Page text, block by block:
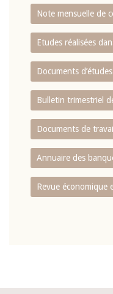
Note mensuelle de
Etudes réalisées
Documents
Bulletin trimestriel
Documents de travail
Annuaire des
Revue économique